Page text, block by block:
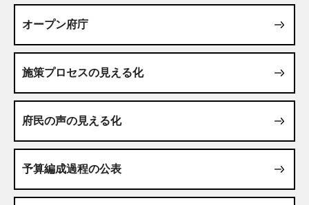
オープン府庁
施策プロセスの見える化
府民の声の見える化
予算編成過程の公表